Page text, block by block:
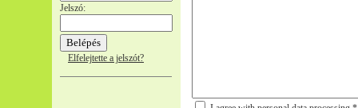
Jelszó:
Elfelejtette a jelszót?